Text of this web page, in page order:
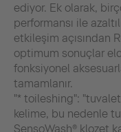
ediyor. Ek olarak,
performansı ile
etkileşim açısından
optimum sonuçlar
fonksiyonel
tamamlanır.
"* toileshing":
kelime, bu nedenle
SensoWash® klozet